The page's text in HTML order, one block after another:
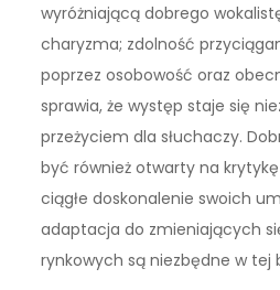
wyróżniającą dobrego
charyzma; zdolność
poprzez osobowość oraz
sprawia, że występ staje się
przeżyciem dla słuchaczy.
być również otwarty na
ciągłe doskonalenie swoich
adaptacja do zmieniających
rynkowych są niezbędne w tej